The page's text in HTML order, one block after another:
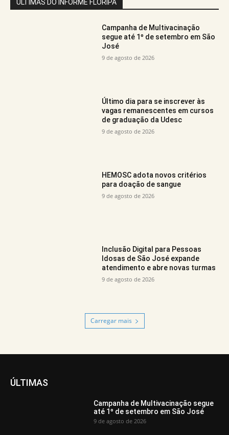
ÚLTIMAS DO INFORME FLORIPA
Campanha de Multivacinação
segue até 1º de setembro em São
José
9 de agosto de 2026
Último dia para se inscrever às
vagas remanescentes em cursos
de graduação da Udesc
9 de agosto de 2026
HEMOSC adota novos critérios
para doação de sangue
9 de agosto de 2026
Inclusão Digital para Pessoas
Idosas de São José expande
atendimento e abre novas turmas
9 de agosto de 2026
Carregar mais
ÚLTIMAS
Campanha de Multivacinação segue
até 1º de setembro em São José
9 de agosto de 2026